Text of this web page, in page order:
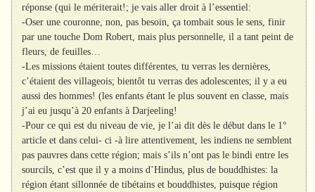
réponse (qui le mériterait!; je vais aller droit à l’essentiel:
-Oser une couronne, non, pas besoin, ça tombait sous le sens, finir
par une touche Dom Robert, mais plus personnelle, il a tant peint de
fleurs, de feuilles…
-Les missions étaient toutes différentes, tu verras les dernières,
c’étaient des villageois; bientôt tu verras des adolescentes; il y a eu
aussi des hommes! (les enfants étant le plus souvent en classe, mais
j’ai eu jusqu’à 20 enfants à Darjeeling!
-Pour ce qui est du niveau de vie, je l’ai dit dès le début dans le 1°
article et dans celui- ci -à lire attentivement, les indiens ne semblent
pas pauvres dans cette région; mais s’ils n’ont pas le bindi entre les
sourcils, c’est que il y a moins d’Hindus, plus de bouddhistes: la
région étant sillonnée de tibétains et bouddhistes, puisque région